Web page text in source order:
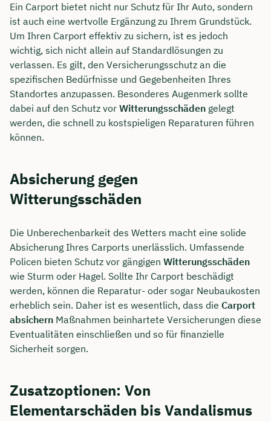
Ein Carport bietet nicht nur Schutz für Ihr Auto, sondern
ist auch eine wertvolle Ergänzung zu Ihrem Grundstück.
Um Ihren Carport effektiv zu sichern, ist es jedoch
wichtig, sich nicht allein auf Standardlösungen zu
verlassen. Es gilt, den Versicherungsschutz an die
spezifischen Bedürfnisse und Gegebenheiten Ihres
Standortes anzupassen. Besonderes Augenmerk sollte
dabei auf den Schutz vor Witterungsschäden gelegt
werden, die schnell zu kostspieligen Reparaturen führen
können.
Absicherung gegen
Witterungsschäden
Die Unberechenbarkeit des Wetters macht eine solide
Absicherung Ihres Carports unerlässlich. Umfassende
Policen bieten Schutz vor gängigen Witterungsschäden
wie Sturm oder Hagel. Sollte Ihr Carport beschädigt
werden, können die Reparatur- oder sogar Neubaukosten
erheblich sein. Daher ist es wesentlich, dass die Carport
absichern Maßnahmen beinhartete Versicherungen diese
Eventualitäten einschließen und so für finanzielle
Sicherheit sorgen.
Zusatzoptionen: Von
Elementarschäden bis Vandalismus